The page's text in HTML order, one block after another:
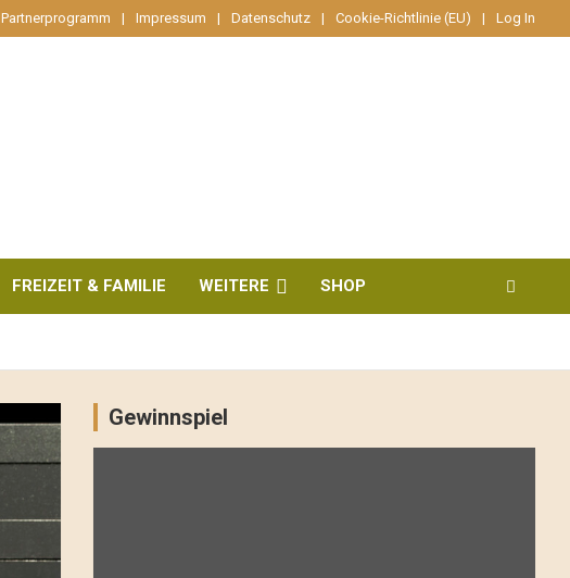
Partnerprogramm Impressum Datenschutz Cookie-Richtlinie (EU) Log In
FREIZEIT & FAMILIE WEITERE SHOP
Gewinnspiel